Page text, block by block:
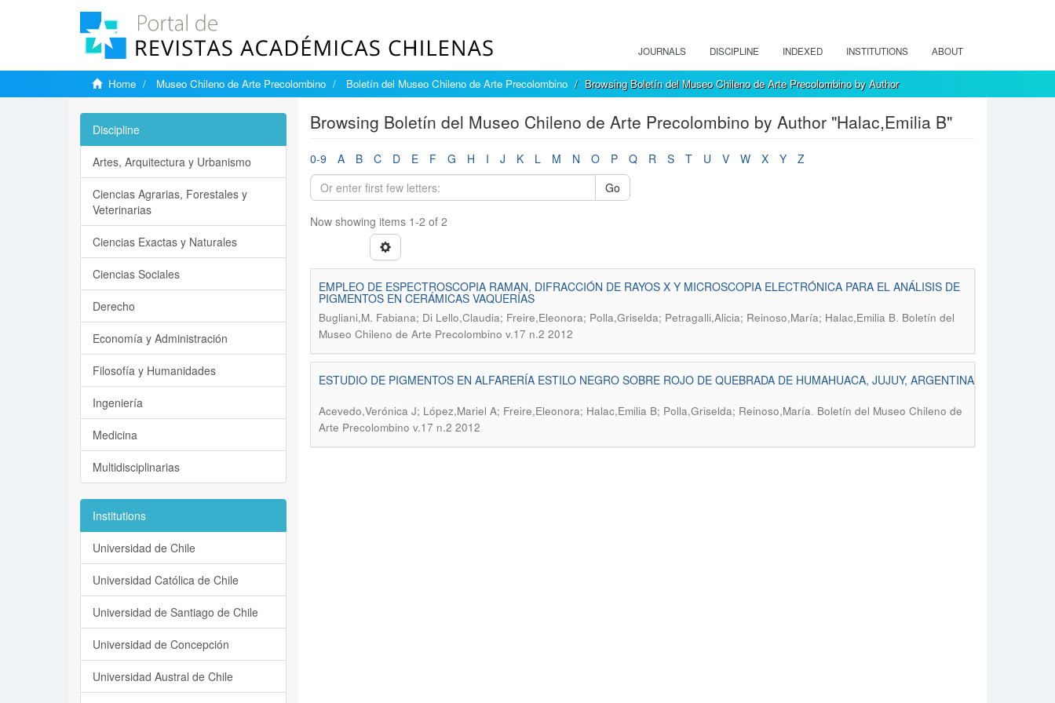
JOURNALS DISCIPLINE INDEXED INSTITUTIONS ABOUT
Home Museo Chileno de Arte Precolombino Boletín del Museo Chileno de Arte Precolombino Browsing Boletín del Museo Chileno de Arte Precolombino by Author
Browsing Boletín del Museo Chileno de Arte Precolombino by Author "Halac,Emilia B"
0-9 A B C D E F G H I J K L M N O P Q R S T U V W X Y
Z
Go
Now showing items 1-2 of 2
EMPLEO DE ESPECTROSCOPIA RAMAN, DIFRACCIÓN DE RAYOS X Y MICROSCOPIA ELECTRÓNICA PARA EL ANÁLISIS DE
PIGMENTOS EN CERÁMICAS VAQUERÍAS
Bugliani,M. Fabiana; Di Lello,Claudia; Freire,Eleonora; Polla,Griselda; Petragalli,Alicia; Reinoso,María; Halac,Emilia B. Boletín del
Museo Chileno de Arte Precolombino v.17 n.2 2012
ESTUDIO DE PIGMENTOS EN ALFARERÍA ESTILO NEGRO SOBRE ROJO DE QUEBRADA DE HUMAHUACA, JUJUY, ARGENTINA
Acevedo,Verónica J; López,Mariel A; Freire,Eleonora; Halac,Emilia B; Polla,Griselda; Reinoso,María. Boletín del Museo Chileno de
Arte Precolombino v.17 n.2 2012
Discipline
Artes, Arquitectura y Urbanismo
Ciencias Agrarias, Forestales y
Veterinarias
Ciencias Exactas y Naturales
Ciencias Sociales
Derecho
Economía y Administración
Filosofía y Humanidades
Ingeniería
Medicina
Multidisciplinarias
Institutions
Universidad de Chile
Universidad Católica de Chile
Universidad de Santiago de Chile
Universidad de Concepción
Universidad Austral de Chile